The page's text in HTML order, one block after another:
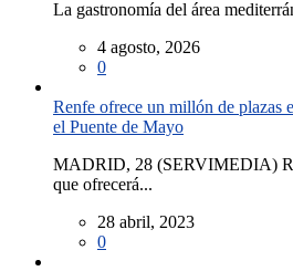
La gastronomía del área
4 agosto, 2026
0
Renfe ofrece un millón de plazas
el Puente de Mayo
MADRID, 28 (SERVIMEDIA)
que ofrecerá...
28 abril, 2023
0